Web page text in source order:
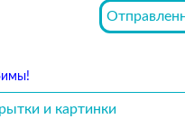
и картинки